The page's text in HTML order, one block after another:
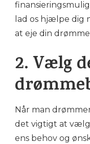
lad os hjælpe dig
at eje din
2. Vælg
Når man
det vigtigt at
ens behov og